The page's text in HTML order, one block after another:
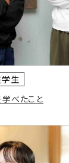
生
べたこと